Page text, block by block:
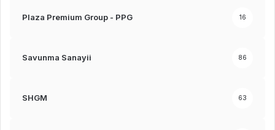
Plaza Premium Group - PPG 16
Savunma Sanayii 86
SHGM 63